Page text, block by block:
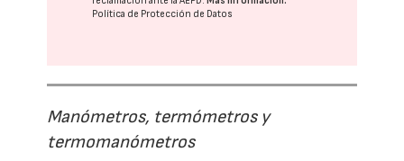
Política de Protección de Datos
Manómetros, termómetros y
termomanómetros